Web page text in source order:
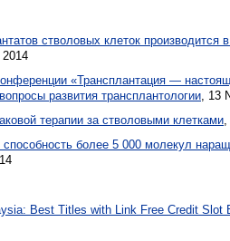
стволовых клеток производится
2014
«Трансплантация —
развития трансплантологии 13
терапии за стволовыми клетками,
более 5 000 молекул
Best Titles with Link Free Credit Slot